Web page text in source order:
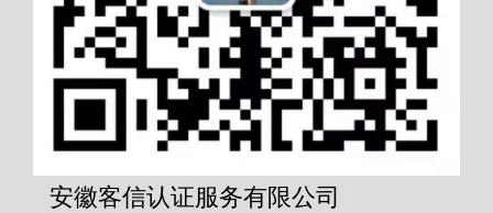
安徽客信认证服务有限公司